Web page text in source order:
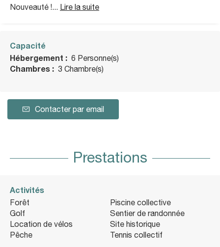
Nouveauté !... Lire la suite
Capacité
Hébergement : 6 Personne(s)
Chambres : 3 Chambre(s)
Contacter par email
Prestations
Activités
Forêt
Golf
Location de vélos
Pêche
Piscine collective
Sentier de randonnée
Site historique
Tennis collectif